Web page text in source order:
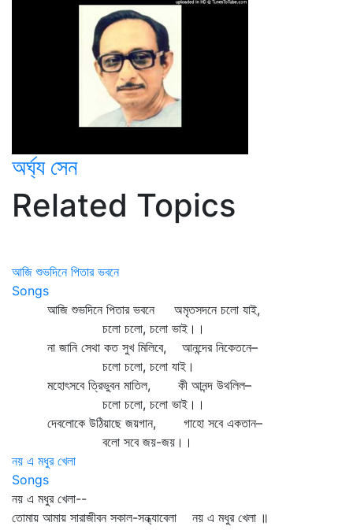
অর্ঘ্য সেন
Related Topics
আজি শুভদিনে পিতার ভবনে
Songs
আজি শুভদিনে পিতার ভবনে অমৃতসদনে চলো যাই,
চলো চলো, চলো ভাই।।
না জানি সেথা কত সুখ মিলিবে, আনন্দের নিকেতনে–
চলো চলো, চলো যাই।
মহোৎসবে ত্রিভুবন মাতিল, কী আনন্দ উথলিল–
চলো চলো, চলো ভাই।।
দেবলোকে উঠিয়াছে জয়গান, গাহো সবে একতান–
বলো সবে জয়-জয়।।
নয় এ মধুর খেলা
Songs
নয় এ মধুর খেলা--
তোমায় আমায় সারাজীবন সকাল-সন্ধ্যাবেলা নয় এ মধুর খেলা ॥